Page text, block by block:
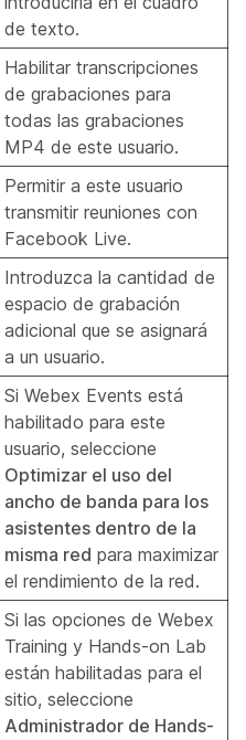
de texto.
Habilitar transcripciones
de grabaciones para
todas las grabaciones
MP4 de este usuario.
Permitir a este usuario
transmitir reuniones con
Facebook Live.
Introduzca la cantidad de
espacio de grabación
adicional que se asignará
a un usuario.
Si Webex Events está
habilitado para este
usuario, seleccione
Optimizar el uso del
ancho de banda para los
asistentes dentro de la
misma red para maximizar
el rendimiento de la red.
Si las opciones de Webex
Training y Hands-on Lab
están habilitadas para el
sitio, seleccione
Administrador de Hands-